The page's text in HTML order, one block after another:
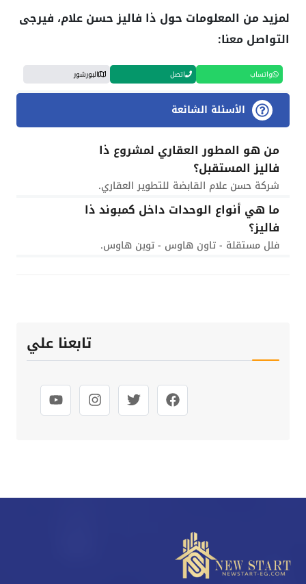
لمزيد من المعلومات حول ذا فاليز حسن علام، فيرجى
التواصل معنا:
واتساب اتصل البورشور
الأسئلة الشائعة
من هو المطور العقاري لمشروع ذا
فاليز المستقبل؟
شركة حسن علام القابضة للتطوير العقاري.
ما هي أنواع الوحدات داخل كمبوند ذا
فاليز؟
فلل مستقلة - تاون هاوس - توين هاوس.
تابعنا علي